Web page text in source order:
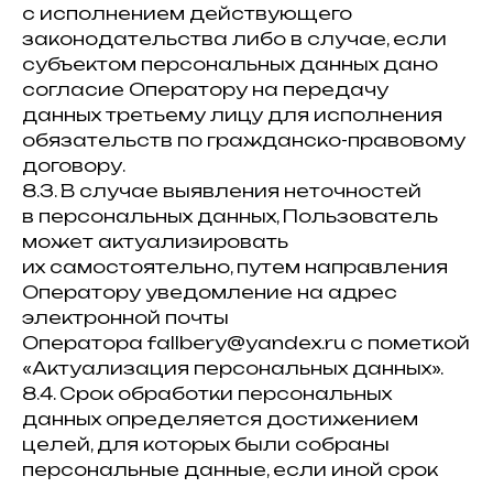
с исполнением действующего
законодательства либо в случае, если
субъектом персональных данных дано
согласие Оператору на передачу
данных третьему лицу для исполнения
обязательств по гражданско-правовому
договору.
8.3. В случае выявления неточностей
в персональных данных, Пользователь
может актуализировать
их самостоятельно, путем направления
Оператору уведомление на адрес
электронной почты
Оператора fallbery@yandex.ru с пометкой
«Актуализация персональных данных».
8.4. Срок обработки персональных
данных определяется достижением
целей, для которых были собраны
персональные данные, если иной срок